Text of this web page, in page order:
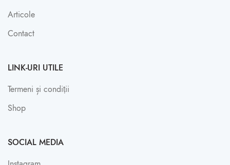
Articole
Contact
LINK-URI UTILE
Termeni și condiții
Shop
SOCIAL MEDIA